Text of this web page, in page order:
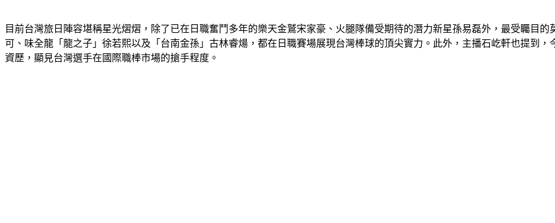
目前台灣旅日陣容堪稱星光熠熠，除了已在日職奮鬥多年的樂天金鷲宋家豪、火腿隊備受期待的潛力新星孫易磊外，最受矚目
可、味全龍「龍之子」徐若熙以及「台南金孫」古林睿煬，都在日職賽場展現台灣棒球的頂尖實力。此外，主播石屹軒也提到
資歷，顯見台灣選手在國際職棒市場的搶手程度。